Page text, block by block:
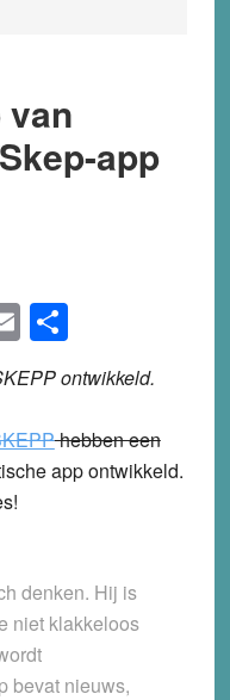
app
EmailShare
ontwikkeld.
hebben een
app ontwikkeld.
denken. Hij is
niet klakkeloos
bevat nieuws,